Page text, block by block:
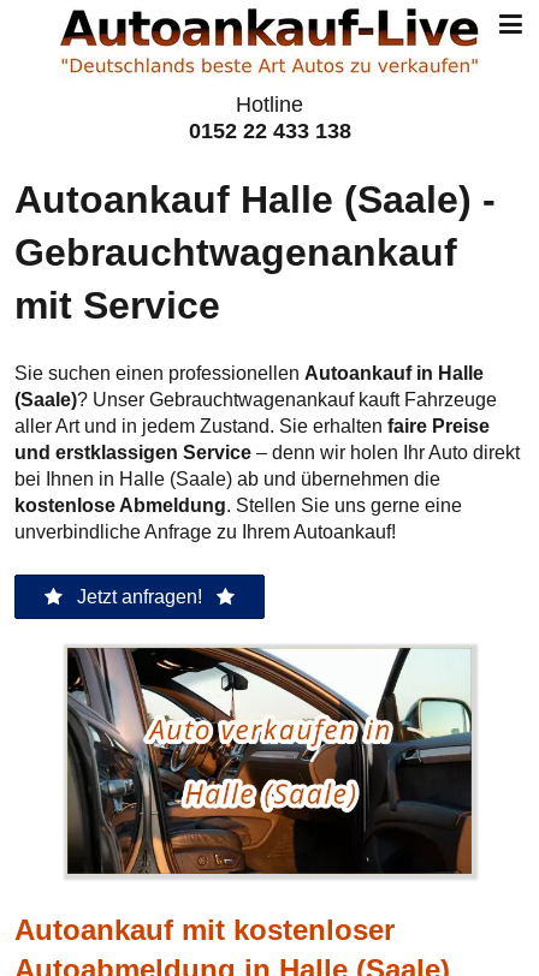
Hotline
0152 22 433 138
Autoankauf Halle (Saale) -
Gebraucht­wagen­ankauf
mit Service
Sie suchen einen professionellen Autoankauf in Halle
(Saale)? Unser Gebrauchtwagenankauf kauft Fahrzeuge
aller Art und in jedem Zustand. Sie erhalten faire Preise
und erstklassigen Service – denn wir holen Ihr Auto direkt
bei Ihnen in Halle (Saale) ab und übernehmen die
kostenlose Abmeldung. Stellen Sie uns gerne eine
unverbindliche Anfrage zu Ihrem Autoankauf!
Jetzt anfragen!
Autoankauf mit kostenloser
Autoabmeldung in Halle (Saale)